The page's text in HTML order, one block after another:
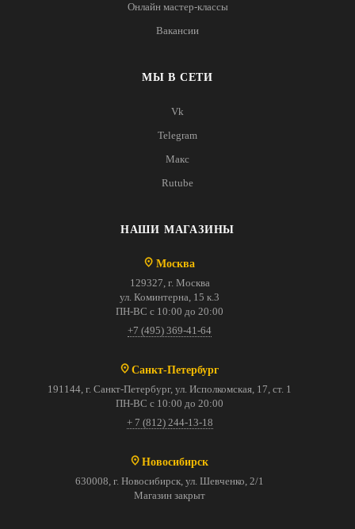
Онлайн мастер-классы
Вакансии
МЫ В СЕТИ
Vk
Telegram
Макс
Rutube
НАШИ МАГАЗИНЫ
Москва
129327, г. Москва
ул. Коминтерна, 15 к.3
ПН-ВС с 10:00 до 20:00
+7 (495) 369-41-64
Санкт-Петербург
191144, г. Санкт-Петербург, ул. Исполкомская, 17, ст. 1
ПН-ВС с 10:00 до 20:00
+ 7 (812) 244-13-18
Новосибирск
630008, г. Новосибирск, ул. Шевченко, 2/1
Магазин закрыт